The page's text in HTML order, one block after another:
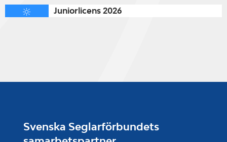
Juniorlicens 2026
Svenska Seglarförbundets